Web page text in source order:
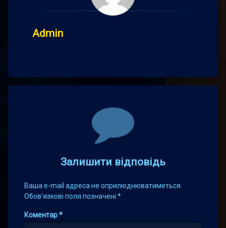
Admin
Залишити відповідь
Ваша e-mail адреса не оприлюднюватиметься.
Обов’язкові поля позначені *
Коментар*